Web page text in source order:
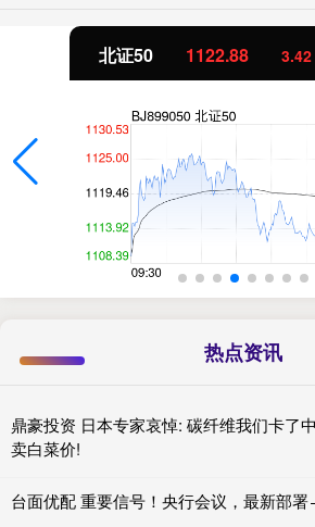
北证50 1122.88 3.42
热点资讯
鼎豪投资 日本专家哀悼: 碳纤维我们卡了
卖白菜价!
台面优配 重要信号！央行会议，最新部